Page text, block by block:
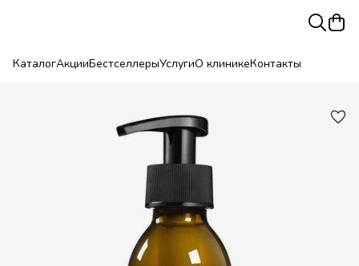
КаталогАкцииБестселлерыУслугиО клиникеКонтакты